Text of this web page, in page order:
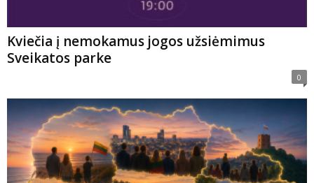
Kviečia į nemokamus jogos užsiėmimus
Sveikatos parke
0